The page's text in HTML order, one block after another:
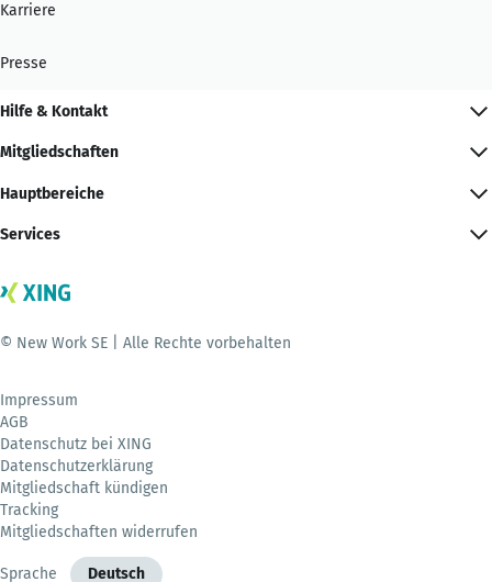
Karriere
Presse
Hilfe & Kontakt
Mitgliedschaften
Hauptbereiche
Services
© New Work SE | Alle Rechte vorbehalten
Impressum
AGB
Datenschutz bei XING
Datenschutzerklärung
Mitgliedschaft kündigen
Tracking
Mitgliedschaften widerrufen
Sprache Deutsch